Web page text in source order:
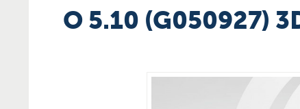
O 5.10 (G050927)